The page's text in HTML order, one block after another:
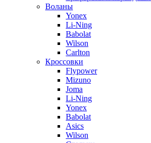
Воланы
Yonex
Li-Ning
Babolat
Wilson
Carlton
Кроссовки
Flypower
Mizuno
Joma
Li-Ning
Yonex
Babolat
Asics
Wilson